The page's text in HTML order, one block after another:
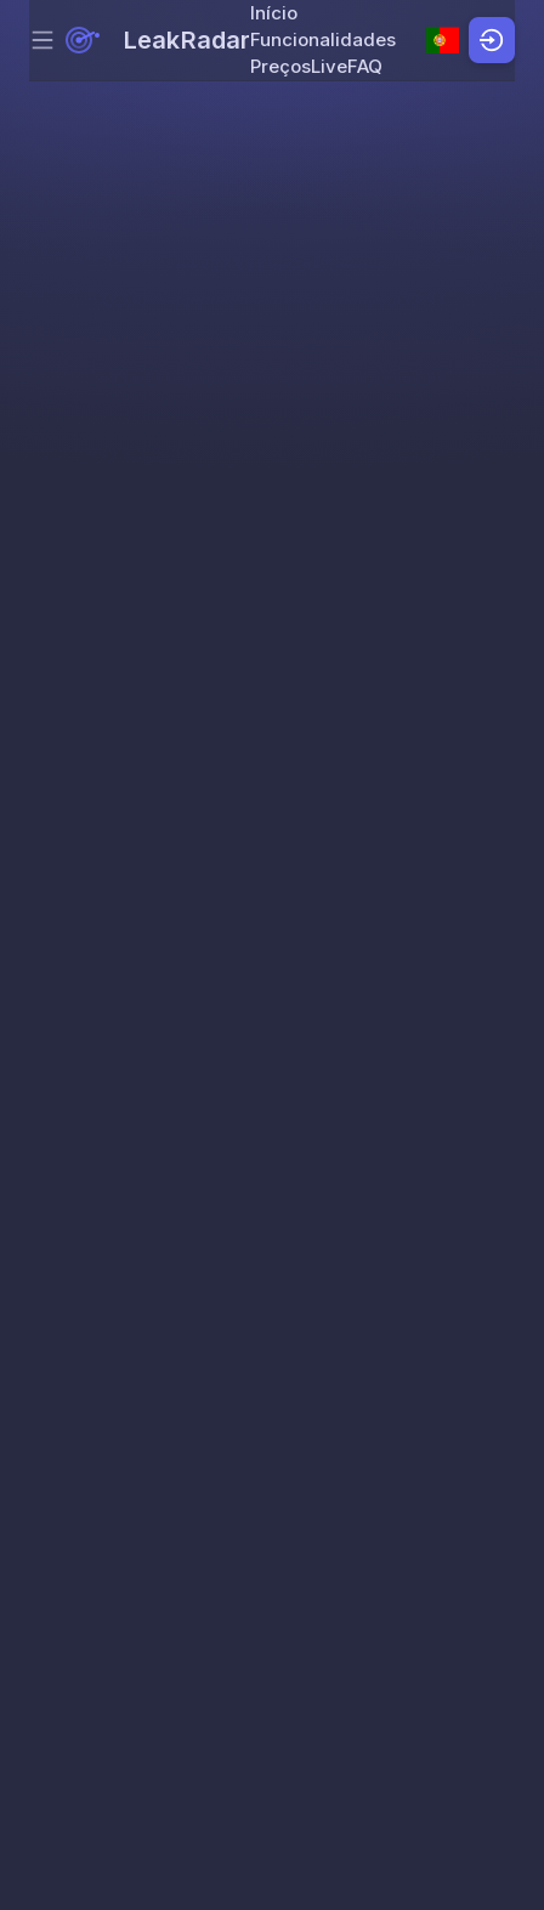
Skip to content
Menu LeakRadar
Início
Funcionalidades
PreçosLiveFAQ